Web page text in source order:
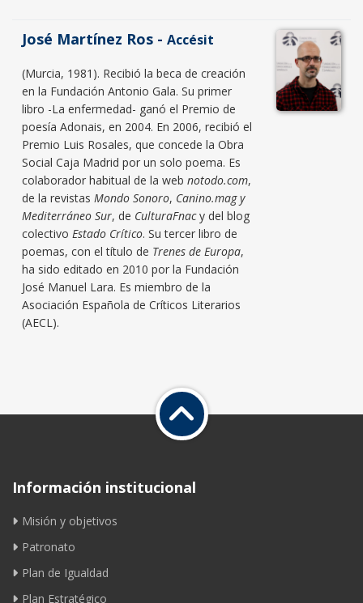
José Martínez Ros - Accésit
(Murcia, 1981). Recibió la beca de creación
en la Fundación Antonio Gala. Su primer
libro -La enfermedad- ganó el Premio de
poesía Adonais, en 2004. En 2006, recibió el
Premio Luis Rosales, que concede la Obra
Social Caja Madrid por un solo poema. Es
colaborador habitual de la web notodo.com,
de la revistas Mondo Sonoro, Canino.mag y
Mediterráneo Sur, de CulturaFnacy del blog
colectivo Estado Crítico. Su tercer libro de
poemas, con el título de Trenes de Europa,
ha sido editado en 2010 por la Fundación
José Manuel Lara. Es miembro de la
Asociación Española de Críticos Literarios
(AECL).
Información institucional
Misión y objetivos
Patronato
Plan de Igualdad
Plan Estratégico